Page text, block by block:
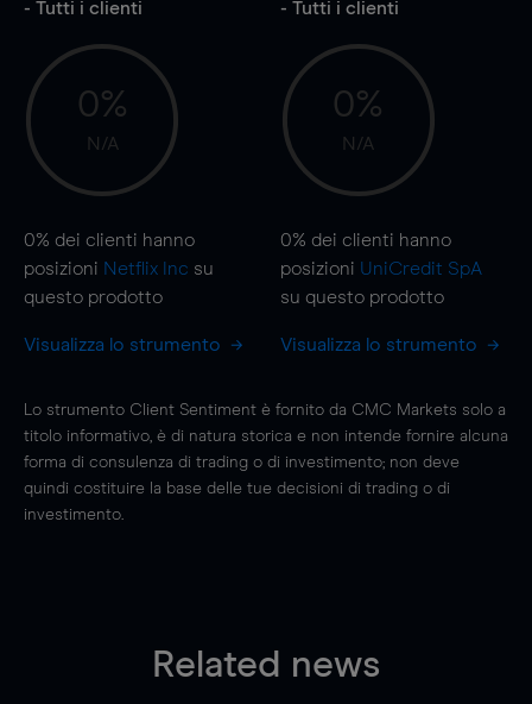
- Tutti i clienti
0%
N/A
0% dei clienti hanno
posizioni Netflix Inc su
questo prodotto
Visualizza lo strumento
- Tutti i clienti
0%
N/A
0% dei clienti hanno
posizioni UniCredit SpA
su questo prodotto
Visualizza lo strumento
Lo strumento Client Sentiment è fornito da CMC Markets solo a
titolo informativo, è di natura storica e non intende fornire alcuna
forma di consulenza di trading o di investimento; non deve
quindi costituire la base delle tue decisioni di trading o di
investimento.
Related news